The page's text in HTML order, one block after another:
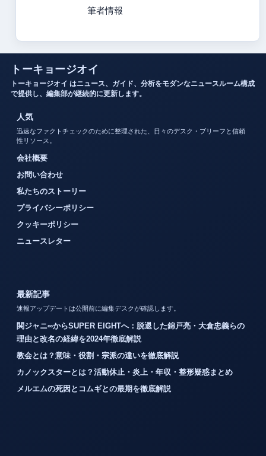
筆者情報
トーキョージオイ
トーキョージオイ はニュース、ガイド、分析をモダンなニュースルーム構成
で提供し、編集部が継続的に更新します。
人気
迅速なファクトチェックのために整理された、日々のデスク・ブリーフと信頼
性リソース。
会社概要
お問い合わせ
私たちのストーリー
プライバシーポリシー
クッキーポリシー
ニュースレター
最新記事
速報アップデートは公開前に編集デスクが確認します。
関ジャニ∞からSUPER EIGHTへ：脱退した錦戸亮・大倉忠義らの
理由と改名の経緯を2024年徹底解説
教会とは？意味・役割・宗派の違いを徹底解説
カノックスターとは？活動休止・炎上・年収・整形疑惑まとめ
メルエムの死因とコムギとの最期を徹底解説